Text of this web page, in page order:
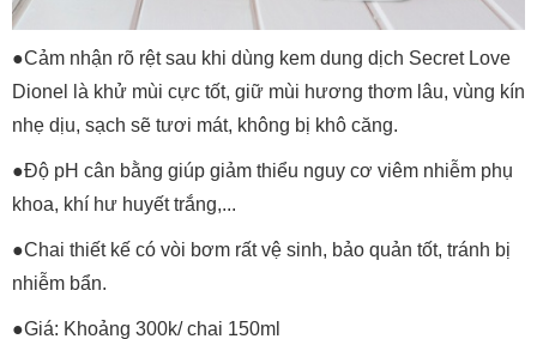
●Cảm nhận rõ rệt sau khi dùng kem dung dịch Secret Love
Dionel là khử mùi cực tốt, giữ mùi hương thơm lâu, vùng kín
nhẹ dịu, sạch sẽ tươi mát, không bị khô căng.
●Độ pH cân bằng giúp giảm thiểu nguy cơ viêm nhiễm phụ
khoa, khí hư huyết trắng,...
●Chai thiết kế có vòi bơm rất vệ sinh, bảo quản tốt, tránh bị
nhiễm bẩn.
●Giá: Khoảng 300k/ chai 150ml